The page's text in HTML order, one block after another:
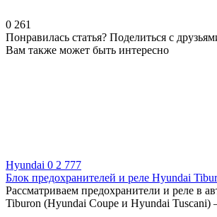
0 261
Понравилась статья? Поделиться с
Вам также может быть интересно
Hyundai 0 2 777
Блок предохранителей и реле Hyundai
Рассматриваем предохранители и реле в
Tiburon (Hyundai Coupe и Hyundai